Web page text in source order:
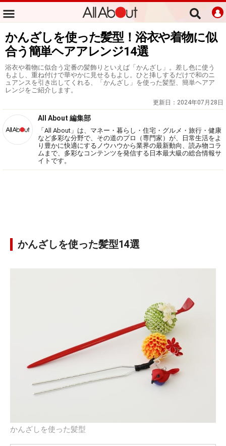
かんざしを使った髪型！浴衣や着物に似
合う簡単ヘアアレンジ14選
浴衣や着物に似合う定番の髪飾りといえば「かんざし」。差し色に使う
もよし、重ね付けで華やかに見せるもよし。ひと挿しするだけで和のニ
ュアンスを引き出してくれる、「かんざし」を使った髪型、簡単ヘアア
レンジをご紹介します。
更新日： 2024年07月28日
All About 編集部
「All About」は、マネー・暮らし・住宅・グルメ・旅行・健康
など多彩な分野で、その道のプロ（専門家）が、日常生活をよ
り豊かに快適にするノウハウから業界の最新動向、読み物コラ
ムまで、多彩なコンテンツを発信する日本最大級の総合情報サ
イトです。
かんざしを使った髪型14選
かんざしを使った髪型